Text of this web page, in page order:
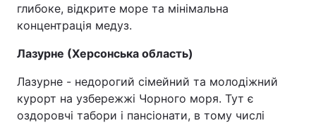
глибоке, відкрите море та мінімальна
концентрація медуз.
Лазурне (Херсонська область)
Лазурне - недорогий сімейний та молодіжний
курорт на узбережжі Чорного моря. Тут є
оздоровчі табори і пансіонати, в тому числі